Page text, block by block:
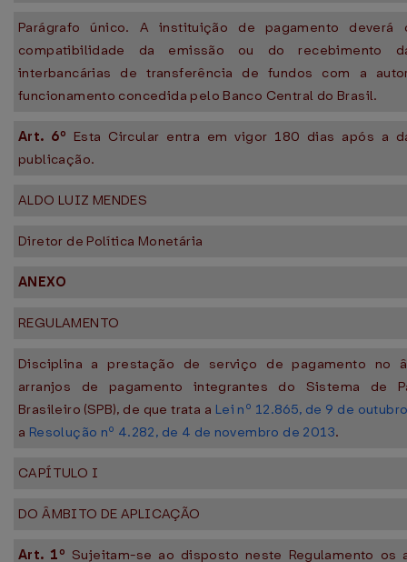
Parágrafo único. A instituição de pagamento deverá
compatibilidade da emissão ou do recebimento
interbancárias de transferência de fundos com a
funcionamento concedida pelo Banco Central do Brasil.
Art. 6º Esta Circular entra em vigor 180 dias após a
publicação.
ALDO LUIZ MENDES
Diretor de Política Monetária
ANEXO
REGULAMENTO
Disciplina a prestação de serviço de pagamento no
arranjos de pagamento integrantes do Sistema de
Brasileiro (SPB), de que trata a Lei nº 12.865, de 9 de
a Resolução nº 4.282, de 4 de novembro de 2013.
CAPÍTULO I
DO ÂMBITO DE APLICAÇÃO
Art. 1º Sujeitam-se ao disposto neste Regulamento os